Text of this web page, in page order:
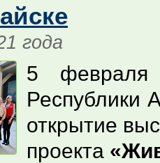
года
5 февраля
Республики
открытие
проекта